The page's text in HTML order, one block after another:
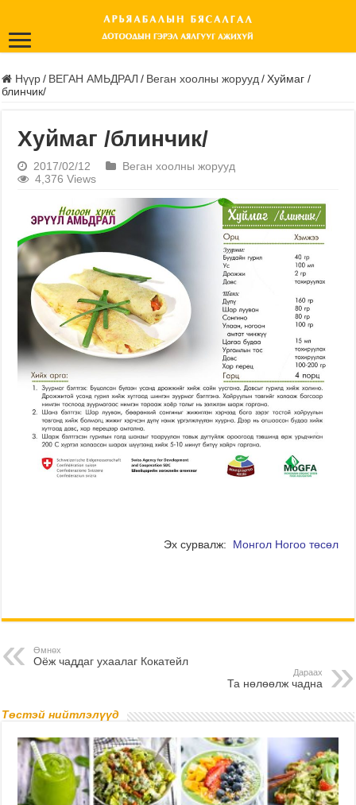
Нүүр / ВЕГАН АМЬДРАЛ / Веган хоолны жорууд / Хуймаг /
блинчик/
Хуймаг /блинчик/
2017/02/12
Веган хоолны жорууд
4,376 Views
Эх сурвалж: Монгол Ногоо төсөл
Өмнөх
Оёж чаддаг ухаалаг Кокатейл
Дараах
Та нөлөөлж чадна
Төстэй нийтлэлүүд